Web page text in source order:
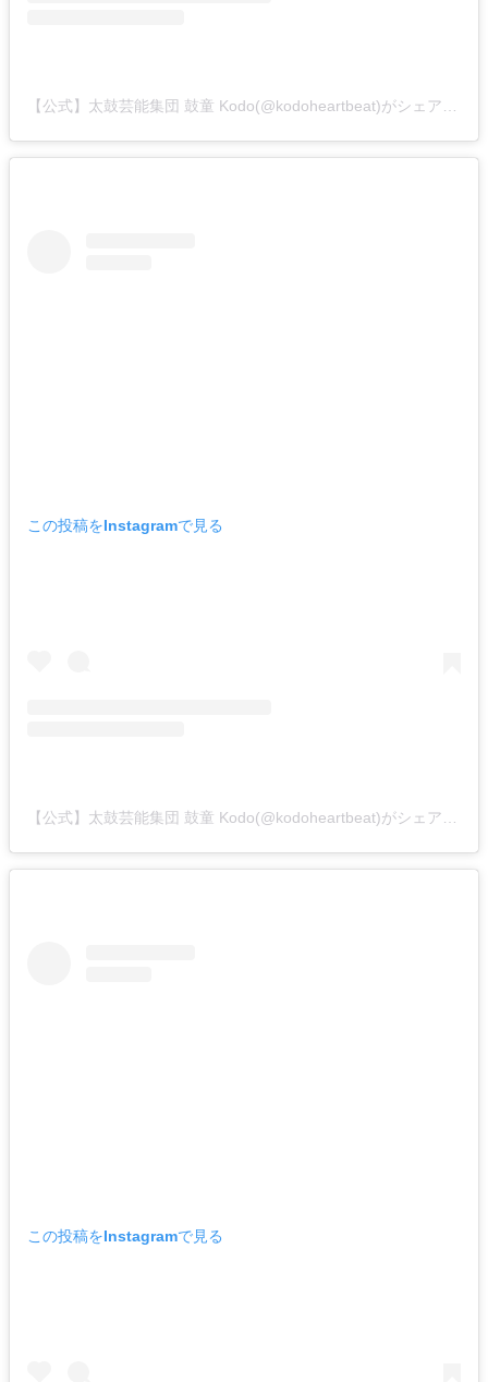
【公式】太鼓芸能集団 鼓童 Kodo(@kodoheartbeat)がシェアした投稿
この投稿をInstagramで見る
この投稿をInstagramで見る